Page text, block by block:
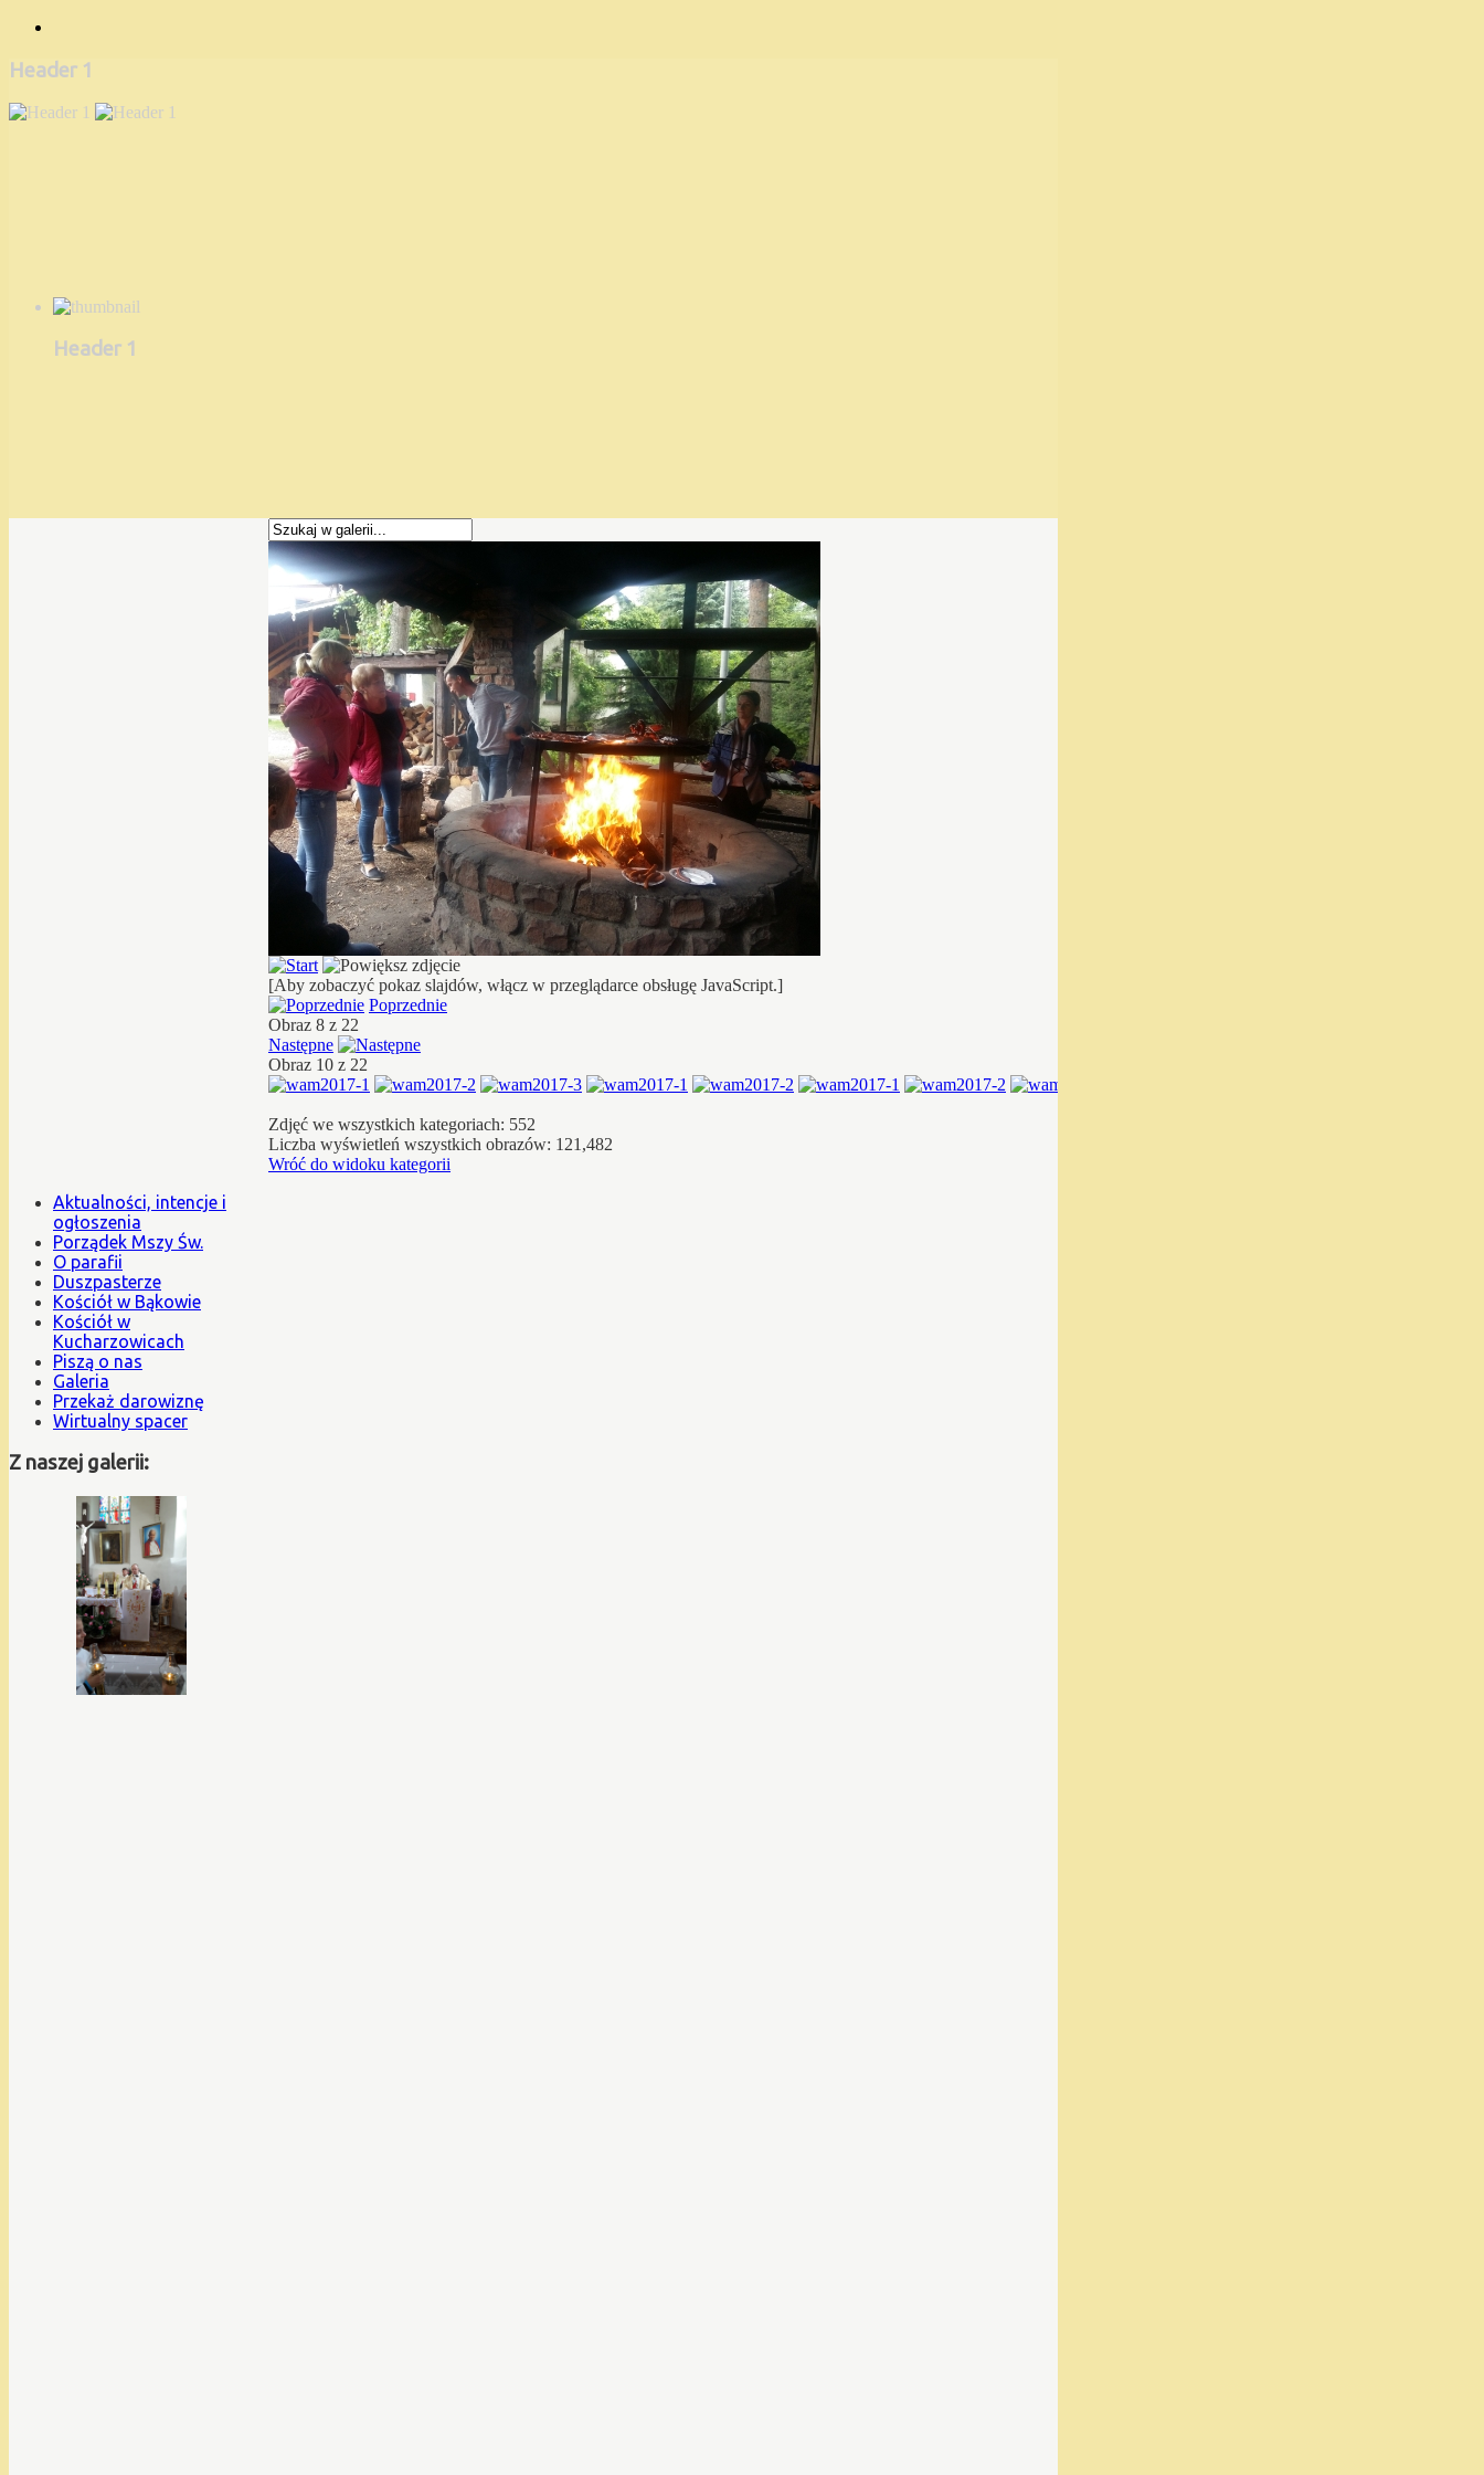
Header 1
Header 1
[Aby zobaczyć pokaz slajdów, włącz w przeglądarce obsługę JavaScript.]
Poprzednie
Obraz 8 z 22
Następne
Obraz 10 z 22
Zdjęć we wszystkich kategoriach: 552
Liczba wyświetleń wszystkich obrazów: 121,482
Wróć do widoku kategorii
Aktualności, intencje i
ogłoszenia
Porządek Mszy Św.
O parafii
Duszpasterze
Kościół w Bąkowie
Kościół w
Kucharzowicach
Piszą o nas
Galeria
Przekaż darowiznę
Wirtualny spacer
Z naszej galerii: